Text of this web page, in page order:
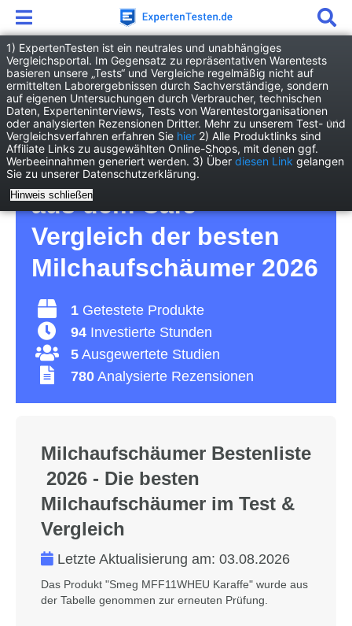
Haushalt
Küchengeräte
Milchaufschäumer
Milchaufschäumer Test
– für einen Kaffee wie
aus dem Café –
Vergleich der besten
Milchaufschäumer 2026
1 Getestete Produkte
94 Investierte Stunden
5 Ausgewertete Studien
780 Analysierte Rezensionen
Milchaufschäumer Bestenliste
2026 - Die besten
Milchaufschäumer im Test &
Vergleich
Letzte Aktualisierung am: 03.08.2026
Das Produkt "Smeg MFF11WHEU Karaffe" wurde aus
der Tabelle genommen zur erneuten Prüfung.
1) ExpertenTesten ist ein neutrales und unabhängiges
Vergleichsportal. Im Gegensatz zu repräsentativen Warentests
basieren unsere „Tests“ und Vergleiche regelmäßig nicht auf
ermittelten Laborergebnissen durch Sachverständige, sondern
auf eigenen Untersuchungen durch Verbraucher, technischen
Daten, Experteninterviews, Tests von Warentestorganisationen
oder analysierten Rezensionen Dritter. Mehr zu unserem Test- und
Vergleichsverfahren erfahren Sie hier 2) Alle Produktlinks sind
Affiliate Links zu ausgewählten Online-Shops, mit denen ggf.
Werbeeinnahmen generiert werden. 3) Über diesen Link gelangen
Sie zu unserer Datenschutzerklärung.
Hinweis schließen